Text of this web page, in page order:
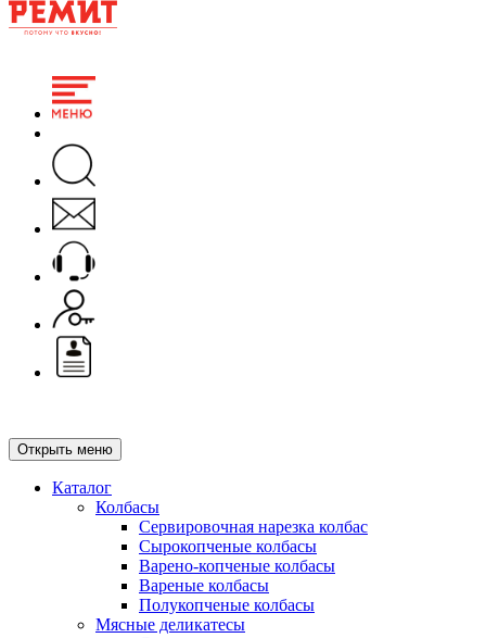
Открыть меню
Каталог
Колбасы
Сервировочная нарезка колбас
Сырокопченые колбасы
Варено-копченые колбасы
Вареные колбасы
Полукопченые колбасы
Мясные деликатесы